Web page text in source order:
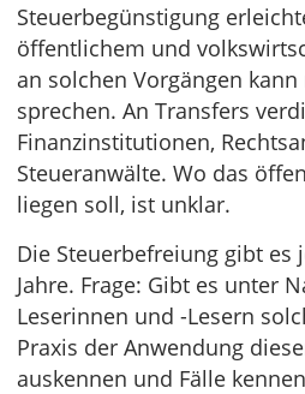
Steuerbegünstigung
öffentlichem und
an solchen Vorgängen
sprechen. An Transfers
Finanzinstitutionen,
Steueranwälte. Wo das
liegen soll, ist unklar.
Die Steuerbefreiung gibt es
Jahre. Frage: Gibt es unter
Leserinnen und -Lesern
Praxis der Anwendung
auskennen und Fälle